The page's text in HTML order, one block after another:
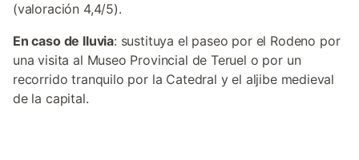
(valoración 4,4/5).
En caso de lluvia: sustituya el paseo por el Rodeno por
una visita al Museo Provincial de Teruel o por un
recorrido tranquilo por la Catedral y el aljibe medieval
de la capital.